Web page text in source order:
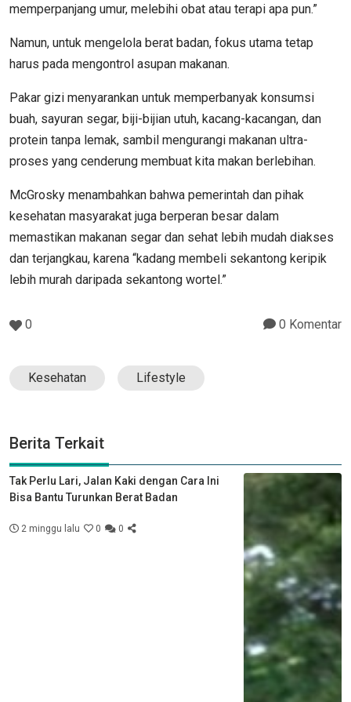
memperpanjang umur, melebihi obat atau terapi apa pun.”
Namun, untuk mengelola berat badan, fokus utama tetap
harus pada mengontrol asupan makanan.
Pakar gizi menyarankan untuk memperbanyak konsumsi
buah, sayuran segar, biji-bijian utuh, kacang-kacangan, dan
protein tanpa lemak, sambil mengurangi makanan ultra-
proses yang cenderung membuat kita makan berlebihan.
McGrosky menambahkan bahwa pemerintah dan pihak
kesehatan masyarakat juga berperan besar dalam
memastikan makanan segar dan sehat lebih mudah diakses
dan terjangkau, karena “kadang membeli sekantong keripik
lebih murah daripada sekantong wortel.”
0 0 Komentar
Kesehatan Lifestyle
Berita Terkait
Tak Perlu Lari, Jalan Kaki dengan Cara Ini
Bisa Bantu Turunkan Berat Badan
2 minggu lalu 0 0